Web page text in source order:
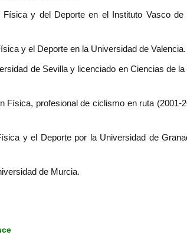
y del Deporte en el Instituto Vasco de
y el Deporte en la Universidad de Valencia.
de Sevilla y licenciado en Ciencias de
Física, profesional de ciclismo en ruta (2001-
y el Deporte por la Universidad de
de Murcia.